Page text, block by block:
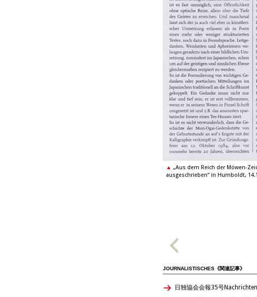
„Aus dem Reich der Möwen-
ausgeschrieben“ in Humboldt,
JOURNALISTISCHES《関連記事》
日独協会会報35号